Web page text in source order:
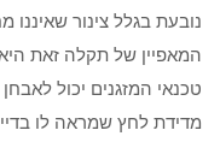
נובעת בגלל צינור שאיננו
המאפיין של תקלה זאת
טכנאי המזגנים יכול
מדידת לחץ שמראה לו